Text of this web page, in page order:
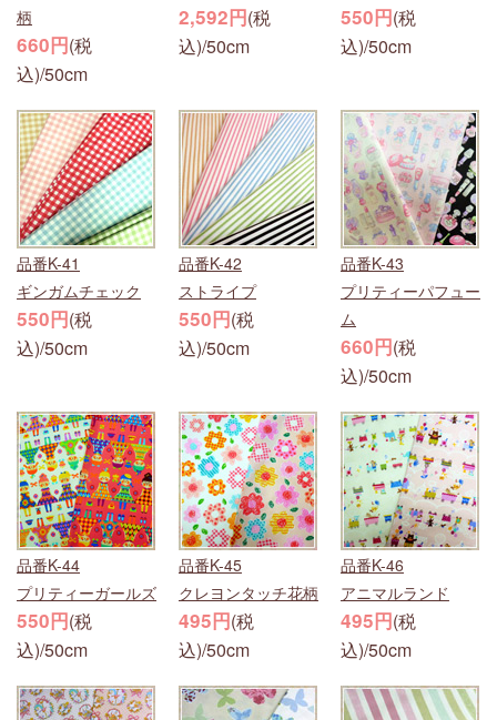
柄
660円(税
込)/50cm
2,592円(税
込)/50cm
550円(税
込)/50cm
品番K-41
ギンガムチェック
550円(税
込)/50cm
品番K-42
ストライプ
550円(税
込)/50cm
品番K-43
プリティーパフュー
ム
660円(税
込)/50cm
品番K-44
プリティーガールズ
550円(税
込)/50cm
品番K-45
クレヨンタッチ花柄
495円(税
込)/50cm
品番K-46
アニマルランド
495円(税
込)/50cm